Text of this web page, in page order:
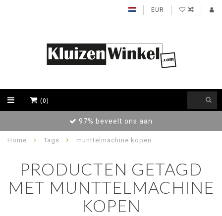
EUR
(0)
97% beveelt ons aan
Home Tags munttelmachine kopen
PRODUCTEN GETAGD
MET MUNTTELMACHINE
KOPEN